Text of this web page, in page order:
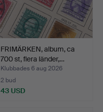
FRIMÄRKEN, album, ca
700 st, flera länder,…
Klubbades 6 aug 2026
2 bud
43 USD